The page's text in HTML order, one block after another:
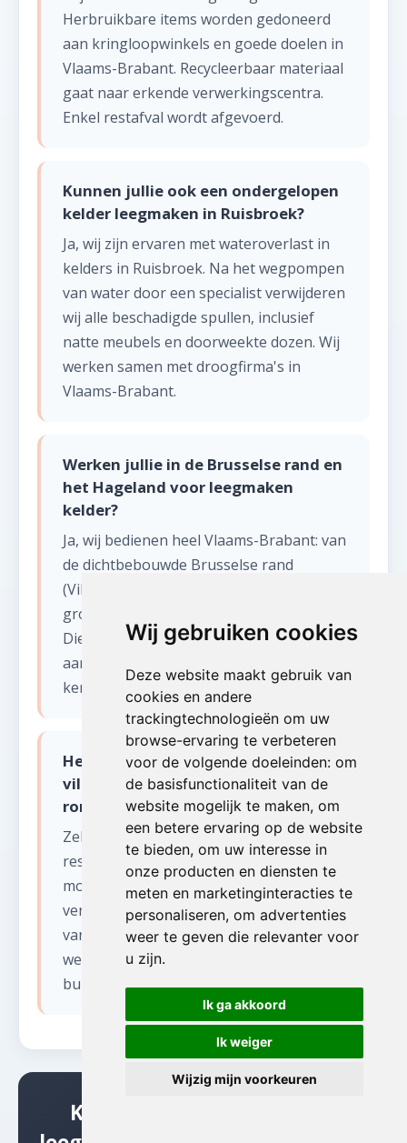
Wij gebruiken cookies
Deze website maakt gebruik van
cookies en andere
trackingtechnologieën om uw
browse-ervaring te verbeteren
voor de volgende doeleinden: om
de basisfunctionaliteit van de
website mogelijk te maken, om
een betere ervaring op de website
te bieden, om uw interesse in
onze producten en diensten te
meten en marketinginteracties te
personaliseren, om advertenties
weer te geven die relevanter voor
u zijn.
Ik ga akkoord
Ik weiger
Wijzig mijn voorkeuren
Herbruikbare items worden gedoneerd
aan kringloopwinkels en goede doelen in
Vlaams-Brabant. Recycleerbaar materiaal
gaat naar erkende verwerkingscentra.
Enkel restafval wordt afgevoerd.
Kunnen jullie ook een ondergelopen
kelder leegmaken in Ruisbroek?
Ja, wij zijn ervaren met wateroverlast in
kelders in Ruisbroek. Na het wegpompen
van water door een specialist verwijderen
wij alle beschadigde spullen, inclusief
natte meubels en doorweekte dozen. Wij
werken samen met droogfirma's in
Vlaams-Brabant.
Werken jullie in de Brusselse rand en
het Hageland voor leegmaken
kelder?
Ja, wij bedienen heel Vlaams-Brabant: van
de dichtbebouwde Brusselse rand
(Vilvoorde, Zaventem, Tervuren) tot het
groene Hageland (Leuven, Aarschot,
Diest) en het Pajottenland. De diversiteit
aan woningtypes in deze provincie
kennen wij als geen ander.
Hebben jullie ervaring met de
villawijk en in residentiële buurten
rond Brussel bij leegmaken kelder?
Zeker. Vlaams-Brabant telt veel
residentiële wijken met ruime villa's en
moderne woningen. Deze panden
vereisen vaak een zorgvuldige aanpak
vanwege waardevolle inboedels. Wij
werken discreet en met respect voor de
buurt.
Klaar om te beginnen met